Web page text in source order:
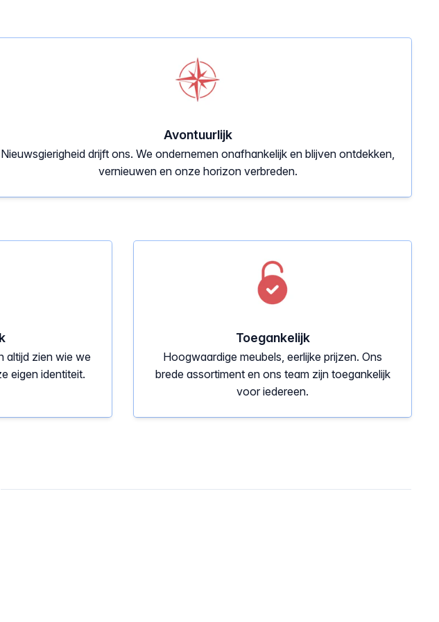
Avontuurlijk
Nieuwsgierigheid drijft ons. We ondernemen onafhankelijk en blijven ontdekken,
vernieuwen en onze horizon verbreden.
altijd zien wie we
eigen identiteit.
Toegankelijk
Hoogwaardige meubels, eerlijke prijzen. Ons
brede assortiment en ons team zijn toegankelijk
voor iedereen.